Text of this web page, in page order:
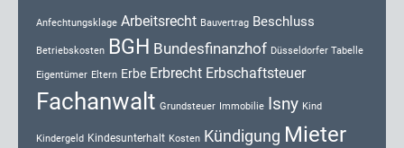
Anfechtungsklage Arbeitsrecht Bauvertrag Beschluss
Betriebskosten BGH Bundesfinanzhof Düsseldorfer Tabelle
Eigentümer Eltern Erbe Erbrecht Erbschaftsteuer
Fachanwalt Grundsteuer Immobilie Isny Kind
Kindergeld Kindesunterhalt Kosten Kündigung Mieter